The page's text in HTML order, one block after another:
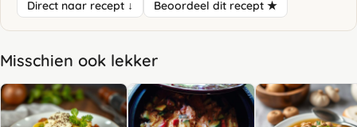
Direct naar recept ↓ Beoordeel dit recept ★
Misschien ook lekker